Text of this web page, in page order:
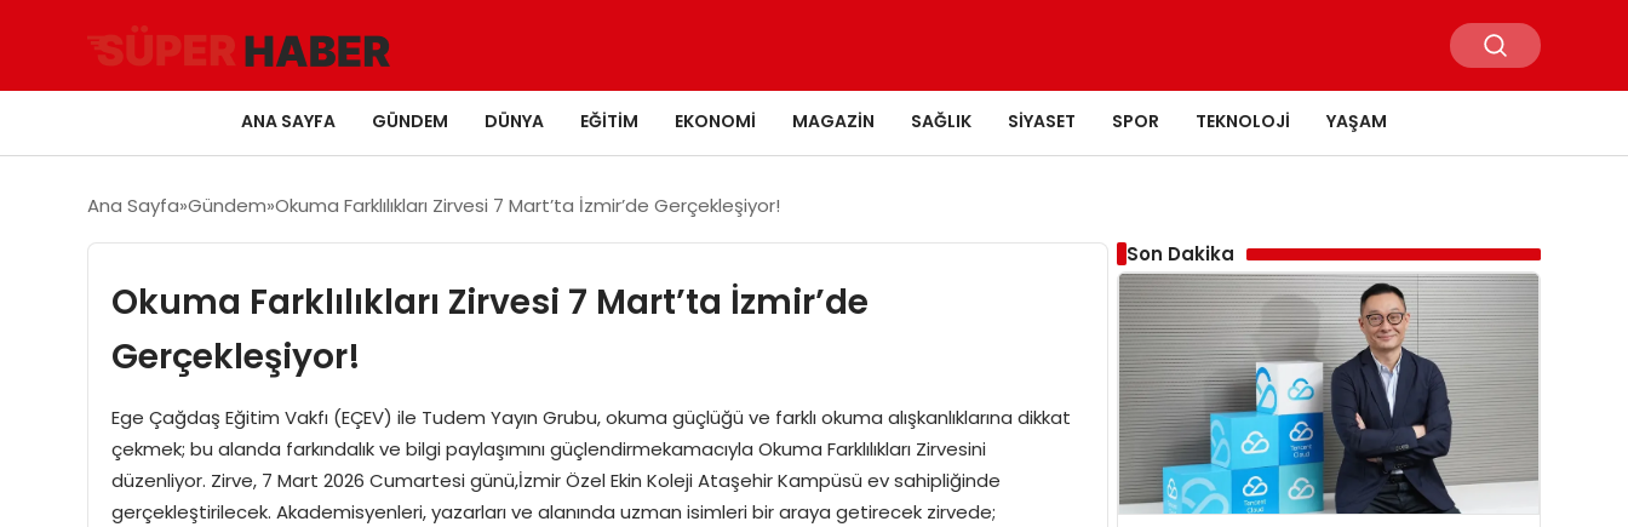
ANA SAYFA GÜNDEM DÜNYA EĞITIM EKONOMI MAGAZIN SAĞLIK SIYASET SPOR TEKNOLOJI YAŞAM
Ana Sayfa Gündem Okuma Farklılıkları Zirvesi 7 Mart’ta İzmir’de Gerçekleşiyor!
Okuma Farklılıkları Zirvesi 7 Mart’ta İzmir’de
Gerçekleşiyor!
Ege Çağdaş Eğitim Vakfı (EÇEV) ile Tudem Yayın Grubu, okuma güçlüğü ve farklı okuma alışkanlıklarına dikkat
çekmek; bu alanda farkındalık ve bilgi paylaşımını güçlendirmekamacıyla Okuma Farklılıkları Zirvesini
düzenliyor. Zirve, 7 Mart 2026 Cumartesi günü,İzmir Özel Ekin Koleji Ataşehir Kampüsü ev sahipliğinde
gerçekleştirilecek. Akademisyenleri, yazarları ve alanında uzman isimleri bir araya getirecek zirvede;
Son Dakika